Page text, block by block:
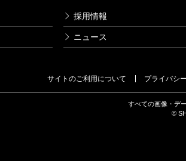
採用情報
ニュース
サイトのご利用について プライバシ
すべての画像・デ
©